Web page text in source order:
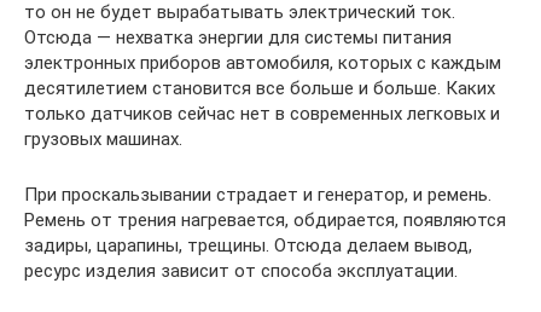
то он не будет вырабатывать электрический ток.
Отсюда — нехватка энергии для системы питания
электронных приборов автомобиля, которых с каждым
десятилетием становится все больше и больше. Каких
только датчиков сейчас нет в современных легковых и
грузовых машинах.
При проскальзывании страдает и генератор, и ремень.
Ремень от трения нагревается, обдирается, появляются
задиры, царапины, трещины. Отсюда делаем вывод,
ресурс изделия зависит от способа эксплуатации.